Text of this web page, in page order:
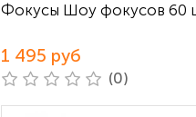
Фокусы Шоу фокусов 60
1 495 руб
(0)